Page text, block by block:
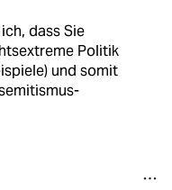
dass Sie
Politik
und somit